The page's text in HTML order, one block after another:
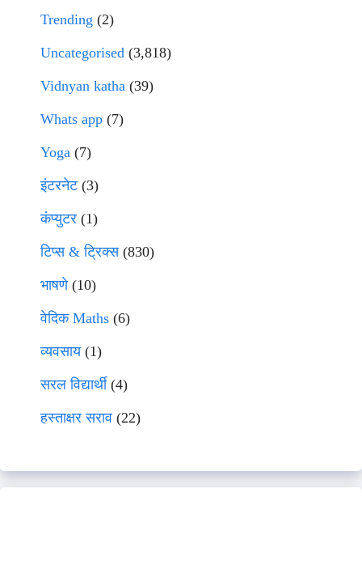
Trending (2)
Uncategorised (3,818)
Vidnyan katha (39)
Whats app (7)
Yoga (7)
इंटरनेट(3)
कंप्युटर (1)
टिप्स & ट्रिक्स(830)
भाषणे(10)
वेदिक Maths (6)
व्यवसाय(1)
सरल विद्यार्थी(4)
हस्ताक्षर सराव (22)